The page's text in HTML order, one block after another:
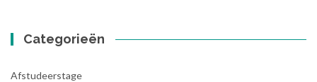
Categorieën
Afstudeerstage